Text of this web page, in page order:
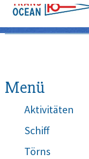
Menü
Aktivitäten
Schiff
Törns